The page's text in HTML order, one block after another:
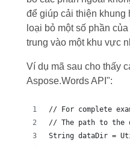
để giúp cải thiện
loại bỏ một số phần
trung vào một khu vực
Ví dụ mã sau cho thấy
Aspose.Words API":
// For complete
// The path to the
String dataDir =